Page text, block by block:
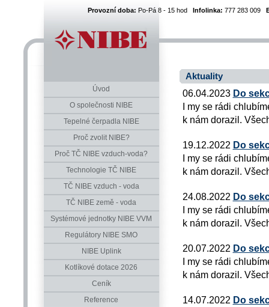
Provozní doba: Po-Pá 8 - 15 hod Infolinka: 777 283 009
Úvod
O společnosti NIBE
Tepelné čerpadla NIBE
Proč zvolit NIBE?
Proč TČ NIBE vzduch-voda?
Technologie TČ NIBE
TČ NIBE vzduch - voda
TČ NIBE země - voda
Systémové jednotky NIBE VVM
Regulátory NIBE SMO
NIBE Uplink
Kotlíkové dotace 2026
Ceník
Reference
Aktuality
06.04.2023 Do
I my se rádi
k nám dorazil.
19.12.2022 Do
I my se rádi
k nám dorazil.
24.08.2022 Do
I my se rádi
k nám dorazil.
20.07.2022 Do
I my se rádi
k nám dorazil.
14.07.2022 Do